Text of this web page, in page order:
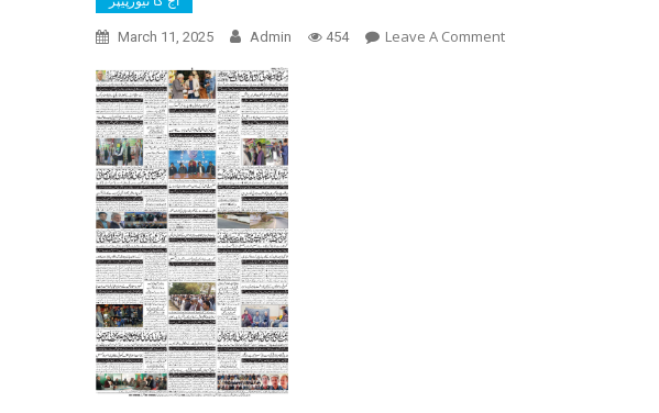
March 11, 2025 Admin 454 Leave A CommentOn